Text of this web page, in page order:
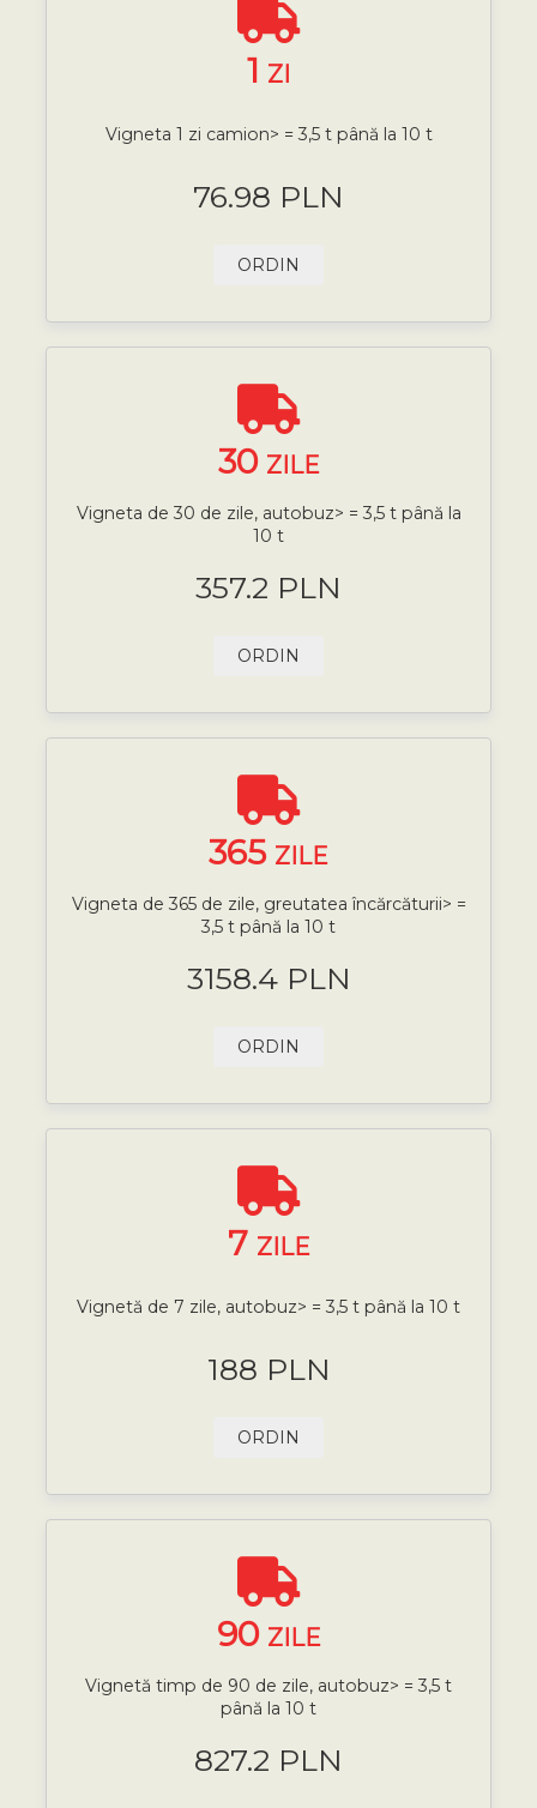
1 ZI
Vigneta 1 zi camion> = 3,5 t până la 10 t
76.98 PLN
ORDIN
30 ZILE
Vigneta de 30 de zile, autobuz> = 3,5 t până la
10 t
357.2 PLN
ORDIN
365 ZILE
Vigneta de 365 de zile, greutatea încărcăturii> =
3,5 t până la 10 t
3158.4 PLN
ORDIN
7 ZILE
Vignetă de 7 zile, autobuz> = 3,5 t până la 10 t
188 PLN
ORDIN
90 ZILE
Vignetă timp de 90 de zile, autobuz> = 3,5 t
până la 10 t
827.2 PLN